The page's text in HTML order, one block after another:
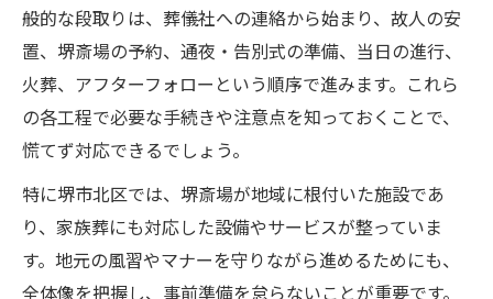
般的な段取りは、葬儀社への連絡から始まり、故人の安
置、堺斎場の予約、通夜・告別式の準備、当日の進行、
火葬、アフターフォローという順序で進みます。これら
の各工程で必要な手続きや注意点を知っておくことで、
慌てず対応できるでしょう。
特に堺市北区では、堺斎場が地域に根付いた施設であ
り、家族葬にも対応した設備やサービスが整っていま
す。地元の風習やマナーを守りながら進めるためにも、
全体像を把握し、事前準備を怠らないことが重要です。